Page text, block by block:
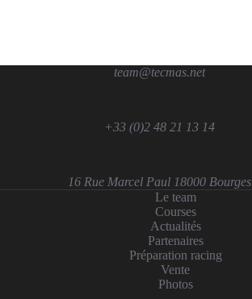
team@tecmas.net
+33 (0)2 48 21 13 14
16 Rue Marcel Paul 18000 Bourges
Le team
Courses
Actualités
Partenaires
Préparation racing
Vente
Photos